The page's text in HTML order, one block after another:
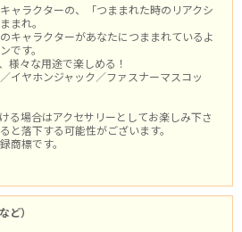
ャラクターの、「つままれた時のリアクシ
まれ。
キャラクターがあなたにつままれているよ
です。
様々な用途で楽しめる！
イヤホンジャック／ファスナーマスコッ
る場合はアクセサリーとしてお楽しみ下さ
と落下する可能性がございます。
商標です。
ど）